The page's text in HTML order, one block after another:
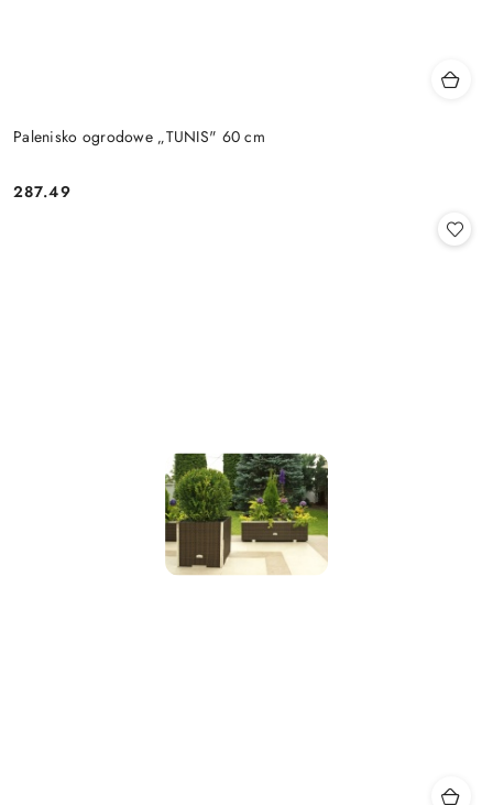
Palenisko ogrodowe „TUNIS" 60 cm
Cena:
287.49